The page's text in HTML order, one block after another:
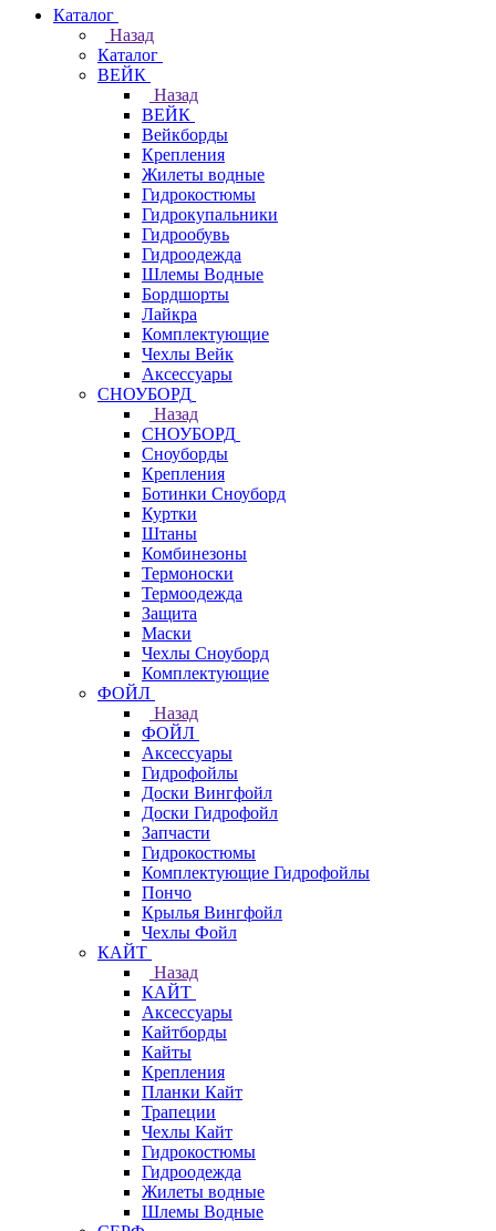
Каталог
Назад
Каталог
ВЕЙК
Назад
ВЕЙК
Вейкборды
Крепления
Жилеты водные
Гидрокостюмы
Гидрокупальники
Гидрообувь
Гидроодежда
Шлемы Водные
Бордшорты
Лайкра
Комплектующие
Чехлы Вейк
Аксессуары
СНОУБОРД
Назад
СНОУБОРД
Сноуборды
Крепления
Ботинки Сноуборд
Куртки
Штаны
Комбинезоны
Термоноски
Термоодежда
Защита
Маски
Чехлы Сноуборд
Комплектующие
ФОЙЛ
Назад
ФОЙЛ
Аксессуары
Гидрофойлы
Доски Вингфойл
Доски Гидрофойл
Запчасти
Гидрокостюмы
Комплектующие Гидрофойлы
Пончо
Крылья Вингфойл
Чехлы Фойл
КАЙТ
Назад
КАЙТ
Аксессуары
Кайтборды
Кайты
Крепления
Планки Кайт
Трапеции
Чехлы Кайт
Гидрокостюмы
Гидроодежда
Жилеты водные
Шлемы Водные